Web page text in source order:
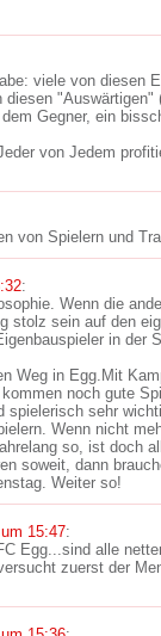
viele von diesen
Gegner, ein
von Jedem
von Spielern und
:
Wenn die
stolz sein auf den
in der
Weg in Egg.Mit
noch gute
spielerisch sehr
Wenn nicht
so, ist doch
soweit, dann
Weiter so!
15:47:
Egg...sind alle
zuerst der